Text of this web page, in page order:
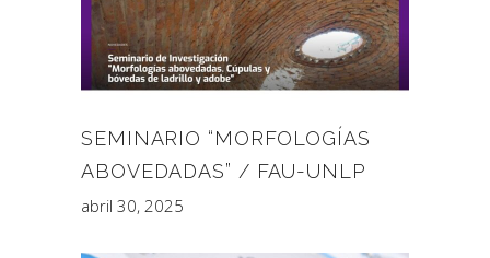
SEMINARIO “MORFOLOGÍAS
ABOVEDADAS” / FAU-UNLP
abril 30, 2025